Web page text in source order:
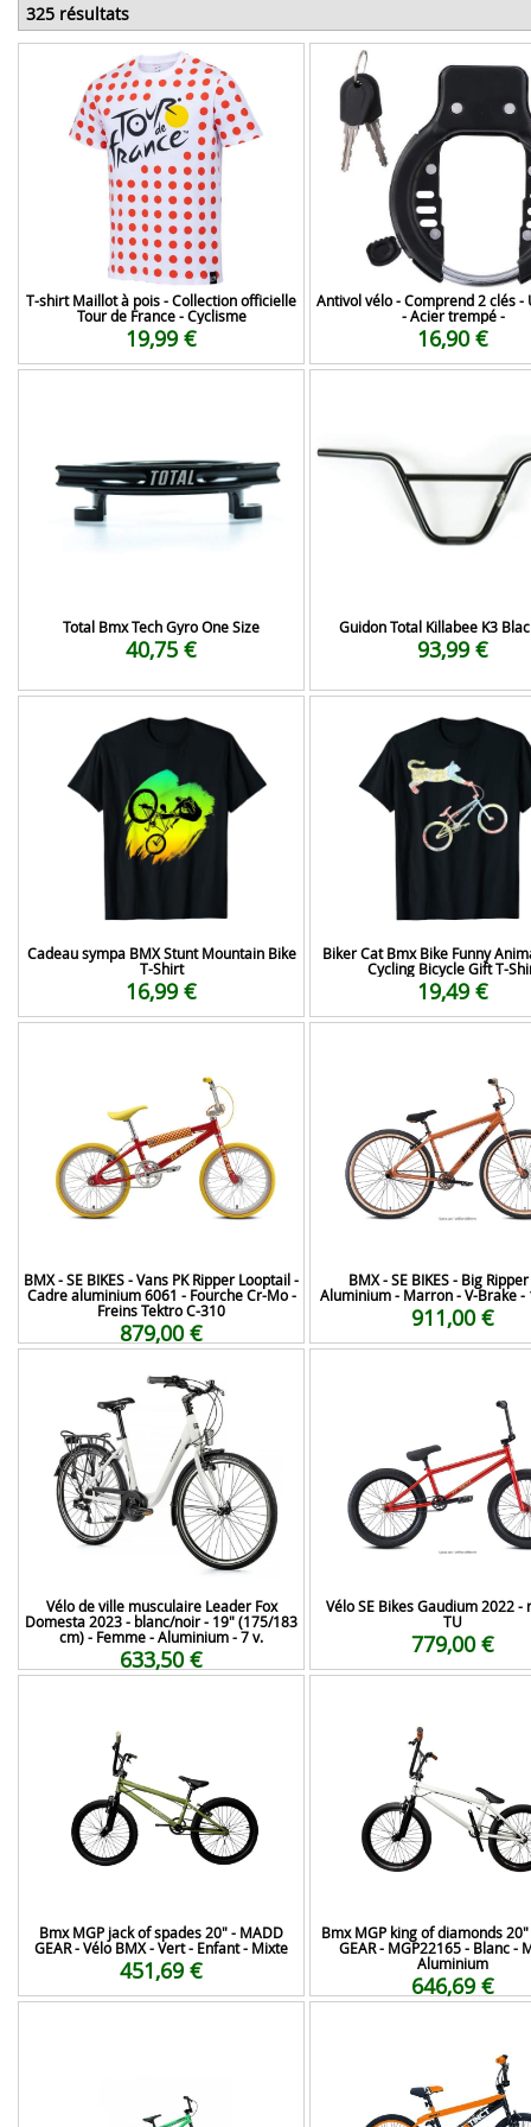
325 résultats
T-shirt Maillot à pois - Collection officielle
Tour de France - Cyclisme
19,99 €
Antivol vélo - Comprend 2 clés -
- Acier trempé -
16,90 €
Total Bmx Tech Gyro One Size
40,75 €
Guidon Total Killabee K3
93,99 €
Cadeau sympa BMX Stunt Mountain Bike
T-Shirt
16,99 €
Biker Cat Bmx Bike Funny
Cycling Bicycle Gift T-
19,49 €
BMX - SE BIKES - Vans PK Ripper Looptail -
Cadre aluminium 6061 - Fourche Cr-Mo -
Freins Tektro C-310
879,00 €
BMX - SE BIKES - Big
Aluminium - Marron - V-Brake -
911,00 €
Vélo de ville musculaire Leader Fox
Domesta 2023 - blanc/noir - 19" (175/183
cm) - Femme - Aluminium - 7 v.
633,50 €
Vélo SE Bikes Gaudium 2022 -
TU
779,00 €
Bmx MGP jack of spades 20" - MADD
GEAR - Vélo BMX - Vert - Enfant - Mixte
451,69 €
Bmx MGP king of diamonds
GEAR - MGP22165 - Blanc -
Aluminium
646,69 €